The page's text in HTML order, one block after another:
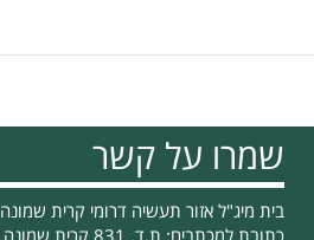
שמרו על קשר
בית מיג"ל אזור תעשיה דרומי קרית שמונה